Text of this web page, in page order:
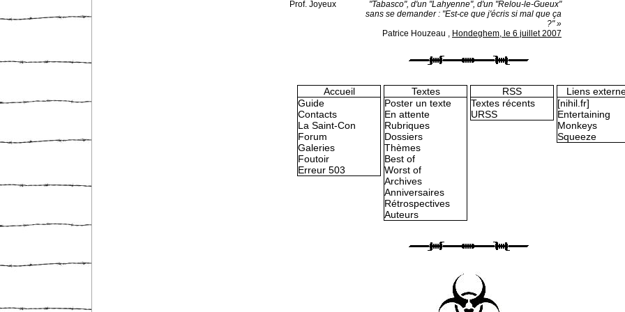
Prof. Joyeux
"Tabasco", d'un "Lahyenne", d'un "Relou-le-Gueux"
sans se demander : "Est-ce que j'écris si mal que ça
?" »
Patrice Houzeau , Hondeghem, le 6 juillet 2007
Accueil
Guide
Contacts
La Saint-Con
Forum
Galeries
Foutoir
Erreur 503
Textes
Poster un texte
En attente
Rubriques
Dossiers
Thèmes
Best of
Worst of
Archives
Anniversaires
Rétrospectives
Auteurs
RSS
Textes récents
URSS
Liens
[nihil.fr]
Entertaining
Monkeys
Squeeze